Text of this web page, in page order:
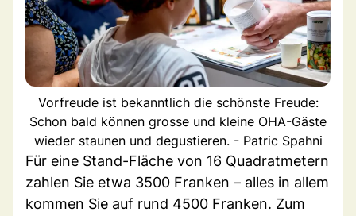
Vorfreude ist bekanntlich die schönste Freude:
Schon bald können grosse und kleine OHA-Gäste
wieder staunen und degustieren. - Patric Spahni
Für eine Stand-Fläche von 16 Quadratmetern
zahlen Sie etwa 3500 Franken – alles in allem
kommen Sie auf rund 4500 Franken. Zum